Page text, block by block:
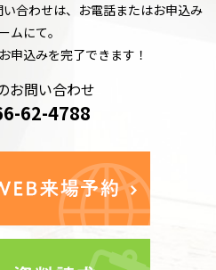
合わせは、お電話またはお申込み
ムにて。
申込みを完了できます！
お問い合わせ
62-4788